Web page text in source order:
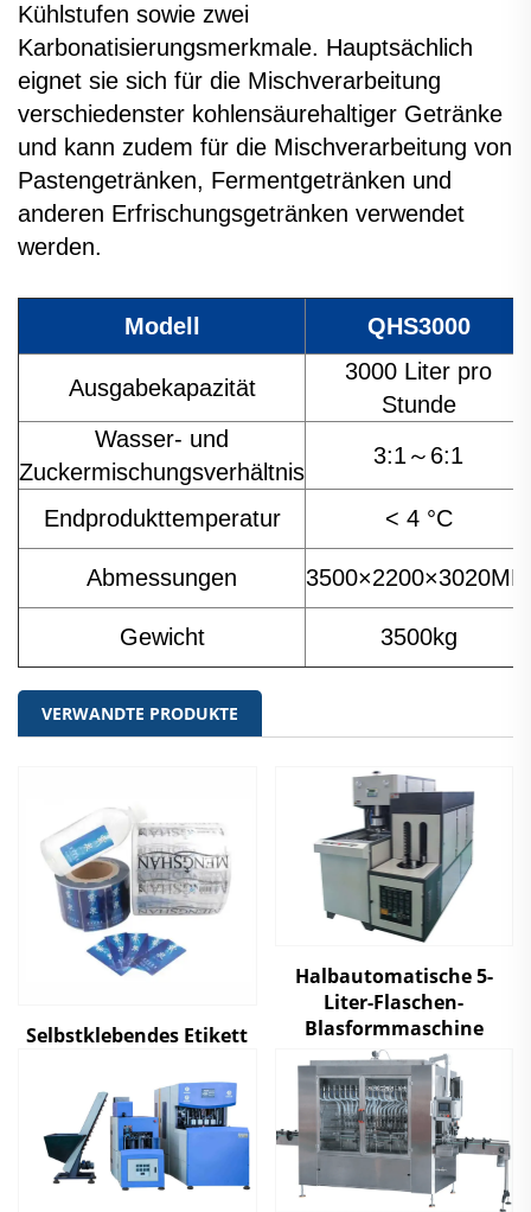
Kühlstufen sowie zwei
Karbonatisierungsmerkmale. Hauptsächlich
eignet sie sich für die Mischverarbeitung
verschiedenster kohlensäurehaltiger Getränke
und kann zudem für die Mischverarbeitung von
Pastengetränken, Fermentgetränken und
anderen Erfrischungsgetränken verwendet
werden.
Modell QHS3000
Ausgabekapazität
3000 Liter pro
Stunde
Wasser- und
Zuckermischungsverhältnis
3:1～6:1
Endprodukttemperatur < 4 °C
Abmessungen 3500×2200×3020MM
Gewicht 3500kg
VERWANDTE PRODUKTE
Selbstklebendes Etikett
Halbautomatische 5-
Liter-Flaschen-
Blasformmaschine